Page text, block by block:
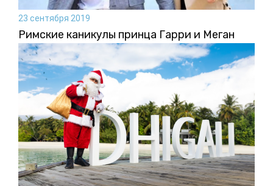
23 сентября 2019
Римские каникулы принца Гарри и Меган